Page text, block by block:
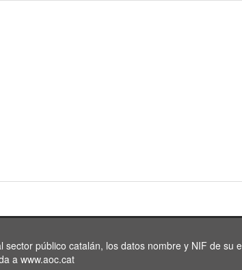
público catalán, los datos nombre y NIF de su
a www.aoc.cat